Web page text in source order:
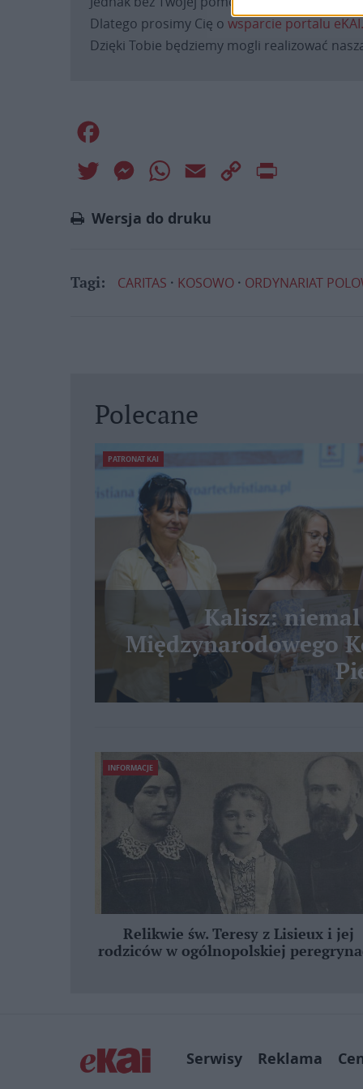
Dlatego prosimy Cię o wsparcie portalu
Dzięki Tobie będziemy mogli realizować
Twitter MessengerWhatsApp
Email
Copy
Wersja do druku
Tagi: CARITAS KOSOWO ORDYNARIAT
Polecane
PATRONAT KAI
Kalisz:
Międzynarodowego
INFORMACJE
Relikwie św. Teresy z Lisieux i jej
rodziców w ogólnopolskiej
Serwisy Reklama